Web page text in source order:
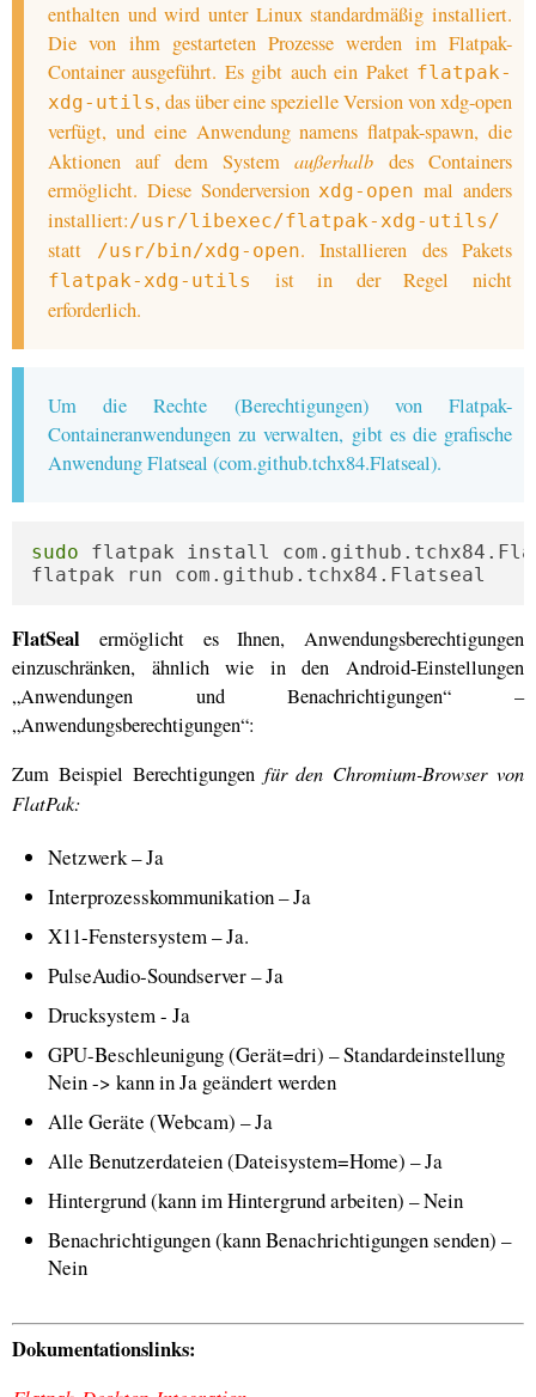
enthalten und wird unter Linux standardmäßig installiert.
Die von ihm gestarteten Prozesse werden im Flatpak-
Container ausgeführt. Es gibt auch ein Paket flatpak-
xdg-utils, das über eine spezielle Version von xdg-open
verfügt, und eine Anwendung namens flatpak-spawn, die
Aktionen auf dem Systemaußerhalb des Containers
ermöglicht. Diese Sonderversionxdg-open mal anders
installiert:/usr/libexec/flatpak-xdg-utils/
statt /usr/bin/xdg-open. Installieren des Pakets
flatpak-xdg-utils
ist in der Regel nicht
erforderlich.
Um die Rechte (Berechtigungen) von Flatpak-
Containeranwendungen zu verwalten, gibt es die grafische
Anwendung Flatseal (com.github.tchx84.Flatseal).
sudo flatpak install
flatpak run com.github.tchx84.Flatseal
FlatSeal ermöglicht es Ihnen, Anwendungsberechtigungen
einzuschränken, ähnlich wie in den Android-Einstellungen
„Anwendungen und Benachrichtigungen“ –
„Anwendungsberechtigungen“:
Zum Beispiel Berechtigungen für den Chromium-Browser von
FlatPak:
Netzwerk – Ja
Interprozesskommunikation – Ja
X11-Fenstersystem – Ja.
PulseAudio-Soundserver – Ja
Drucksystem - Ja
GPU-Beschleunigung (Gerät=dri) – Standardeinstellung
Nein -> kann in Ja geändert werden
Alle Geräte (Webcam) – Ja
Alle Benutzerdateien (Dateisystem=Home) – Ja
Hintergrund (kann im Hintergrund arbeiten) – Nein
Benachrichtigungen (kann Benachrichtigungen senden) –
Nein
Dokumentationslinks: